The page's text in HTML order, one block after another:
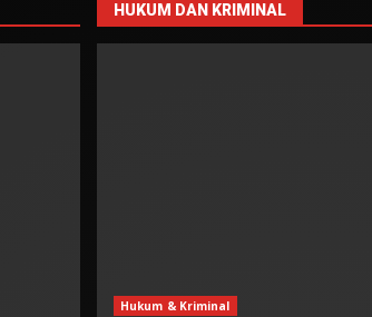
HUKUM DAN KRIMINAL
Hukum & Kriminal